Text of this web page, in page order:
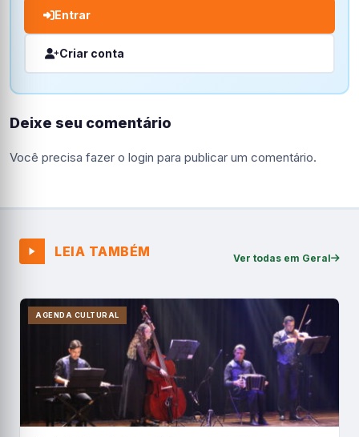
Entrar
Criar conta
Deixe seu comentário
Você precisa fazer o login para publicar um comentário.
LEIA TAMBÉM Ver todas em Geral
AGENDA CULTURAL